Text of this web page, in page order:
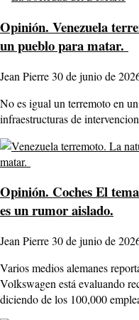
Opinión. Venezuela
un pueblo para matar.
Jean Pierre30 de junio de
No es igual un terremoto en
infraestructuras de
Opinión. Coches El
es un rumor aislado.
Jean Pierre30 de junio de
Varios medios alemanes
Volkswagen está evaluando
diciendo de los 100,000